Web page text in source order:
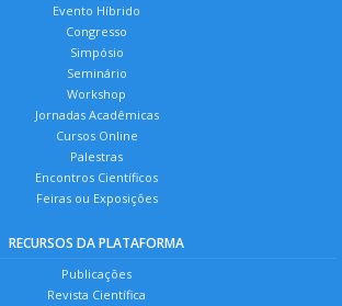
Evento Híbrido
Congresso
Simpósio
Seminário
Workshop
Jornadas Acadêmicas
Cursos Online
Palestras
Encontros Científicos
Feiras ou Exposições
RECURSOS DA PLATAFORMA
Publicações
Revista Científica